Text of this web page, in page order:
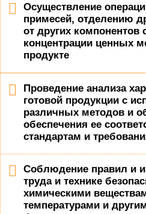
Осуществление
примесей, отделению
от других
концентрации ценных
продукте
Проведение анализа
готовой продукции с
различных методов и
обеспечения ее
стандартам и
Соблюдение правил и
труда и технике
химическими
температурами и